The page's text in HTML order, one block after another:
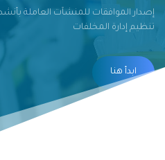
إصدار الموافقات للمنشآت العاملة
تنظيم إدارة المخلفات
ابدأ هنا